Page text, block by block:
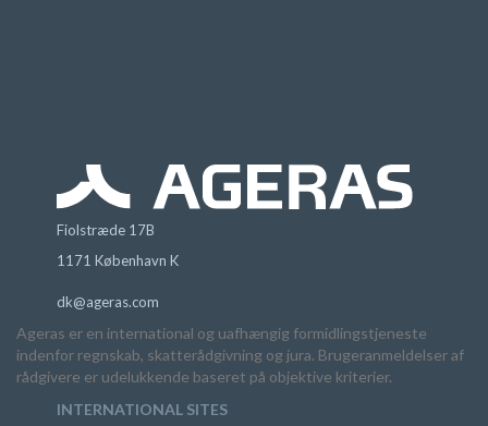
Fiolstræde 17B
1171 København K
dk@ageras.com
Ageras er en international og uafhængig formidlingstjeneste
indenfor regnskab, skatterådgivning og jura. Brugeranmeldelser af
rådgivere er udelukkende baseret på objektive kriterier.
INTERNATIONAL SITES